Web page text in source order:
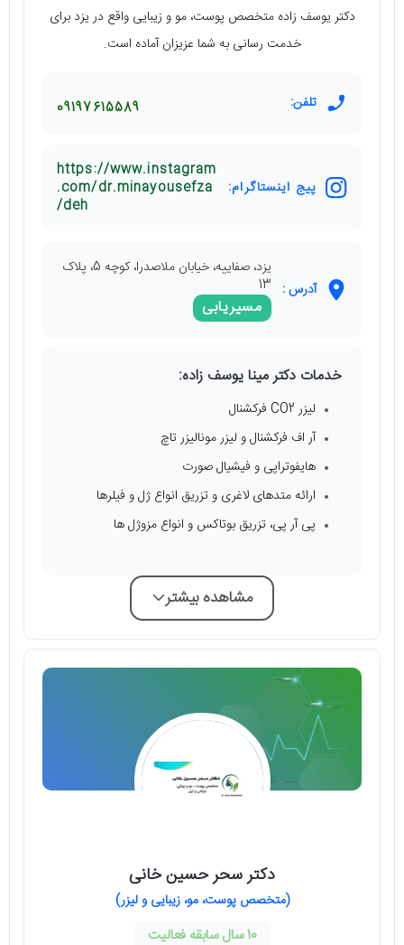
دکتر یوسف زاده متخصص پوست، مو و زیبایی واقع در یزد برای
خدمت رسانی به شما عزیزان آماده است.
تلفن: 09197615589
پیج اینستاگرام:
https://www.instagram
.com/dr.minayousefza
deh/
آدرس :
یزد، صفاییه، خیابان ملاصدرا، کوچه 5، پلاک
13
مسیریابی
خدمات دکتر مینا یوسف زاده:
لیزر CO2 فرکشنال
آر اف فرکشنال و لیزر مونالیزر تاچ
هایفوتراپی و فیشیال صورت
ارائه متدهای لاغری و تزریق انواع ژل و فیلرها
پی آر پی، تزریق بوتاکس و انواع مزوژل ها
مشاهده بیشتر
دکتر سحر حسین خانی
(متخصص پوست، مو، زیبایی و لیزر)
10 سال سابقه فعالیت